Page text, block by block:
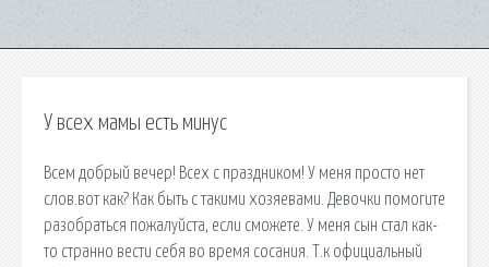
У всех мамы есть минус
Всем добрый вечер! Всех с праздником! У меня просто нет
слов.вот как? Как быть с такими хозяевами. Девочки помогите
разобраться пожалуйста, если сможете. У меня сын стал как-
то странно вести себя во время сосания. Т.к официальный